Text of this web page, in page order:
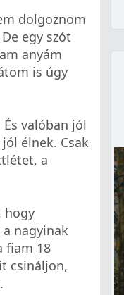
dolgoznom
egy szót
anyám
is úgy
valóban jól
élnek. Csak
a
hogy
nagyinak
fiam 18
csináljon,